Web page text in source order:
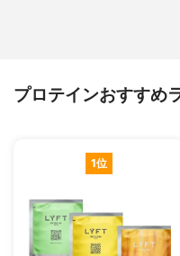
プロテインおすすめ
1位